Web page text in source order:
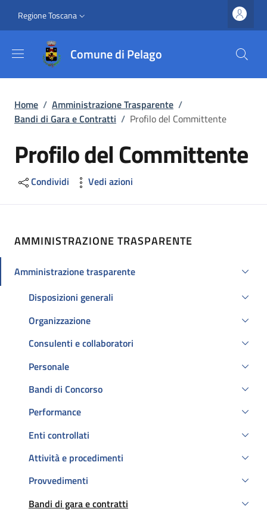
Slim top
Regione Toscana
Comune di Pelago
Briciole di pane
Home / Amministrazione Trasparente /
Bandi di Gara e Contratti / Profilo del Committente
Profilo del Committente
Condividi Vedi azioni
AMMINISTRAZIONE TRASPARENTE
Amministrazione trasparente
Attivo
Disposizioni generali
Organizzazione
Consulenti e collaboratori
Personale
Bandi di Concorso
Performance
Enti controllati
Attività e procedimenti
Provvedimenti
Bandi di gara e contratti
Attivo